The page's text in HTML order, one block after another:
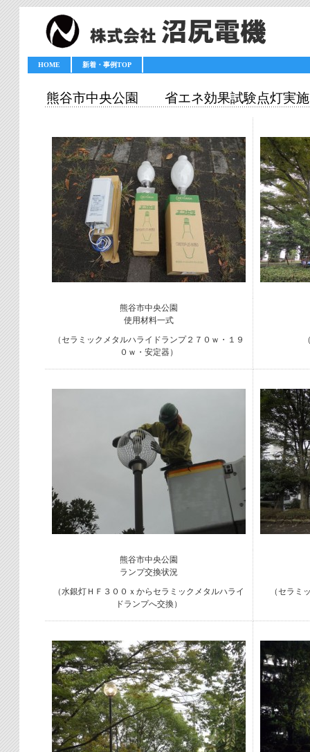
HOME 新着・事例TOP
熊谷市中央公園 省エネ効果試験点灯実
熊谷市中央公園
使用材料一式
（セラミックメタルハライドランプ２７０ｗ・１９
０ｗ・安定器）
熊谷市中央公園
ランプ交換状況
（水銀灯ＨＦ３００ｘからセラミックメタルハライ
ドランプへ交換）
（セラミ